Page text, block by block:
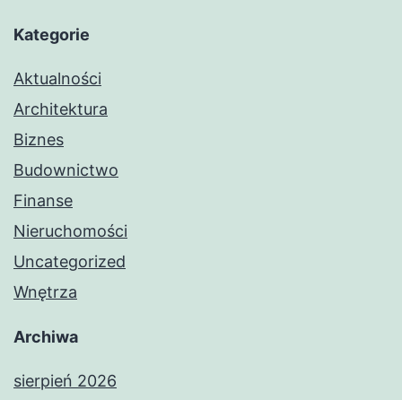
Kategorie
Aktualności
Architektura
Biznes
Budownictwo
Finanse
Nieruchomości
Uncategorized
Wnętrza
Archiwa
sierpień 2026